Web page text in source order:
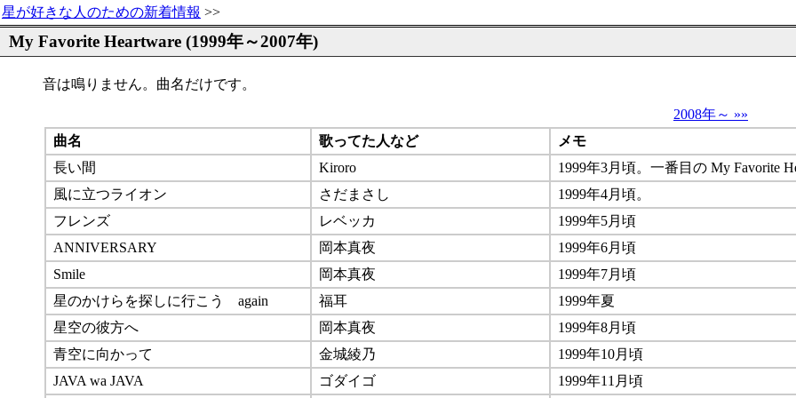
星が好きな人のための新着情報 >>
My Favorite Heartware (1999年～2007年)
音は鳴りません。曲名だけです。
2008年～ »»
曲名
歌ってた人など
メモ
長い間
Kiroro
1999年3月頃。一番目の My Favorite
風に立つライオン
さだまさし
1999年4月頃。
フレンズ
レベッカ
1999年5月頃
ANNIVERSARY
岡本真夜
1999年6月頃
Smile
岡本真夜
1999年7月頃
星のかけらを探しに行こう again
福耳
1999年夏
星空の彼方へ
岡本真夜
1999年8月頃
青空に向かって
金城綾乃
1999年10月頃
JAVA wa JAVA
ゴダイゴ
1999年11月頃